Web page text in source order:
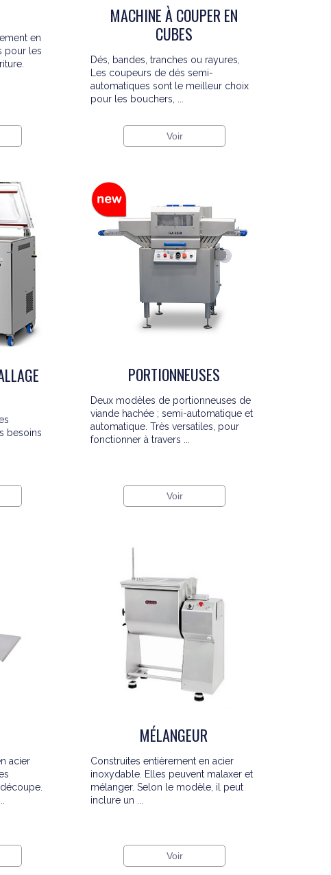
en
pour les
MACHINE À COUPER EN
CUBES
Dés, bandes, tranches ou rayures,
Les coupeurs de dés semi-
automatiques sont le meilleur choix
pour les bouchers, ...
Voir
besoins
PORTIONNEUSES
Deux modèles de portionneuses de
viande hachée ; semi-automatique et
automatique. Très versatiles, pour
fonctionner à travers ...
Voir
acier
MÉLANGEUR
Construites entièrement en acier
inoxydable. Elles peuvent malaxer et
mélanger. Selon le modèle, il peut
inclure un ...
Voir